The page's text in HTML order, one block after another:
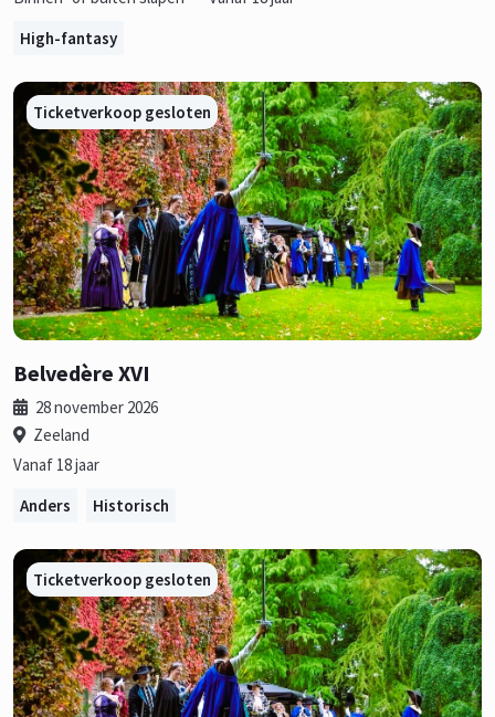
High-fantasy
Ticketverkoop gesloten
Belvedère XVI
28 november 2026
Zeeland
Vanaf 18 jaar
Anders
Historisch
Ticketverkoop gesloten